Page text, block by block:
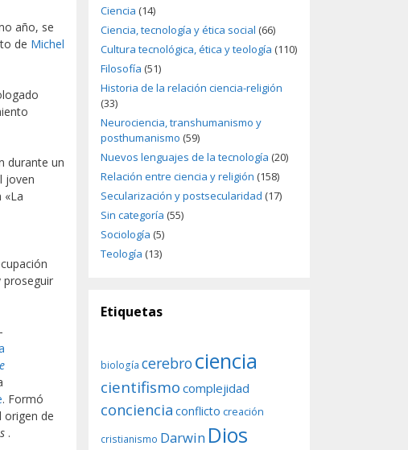
año, se
de Michel
durante un
joven
«La
proseguir
. Formó
origen de
​.
Ciencia (14)
Ciencia, tecnología y ética social (66)
Cultura tecnológica, ética y teología (110)
Filosofía (51)
Historia de la relación ciencia-religión
(33)
Neurociencia, transhumanismo y
posthumanismo (59)
Nuevos lenguajes de la tecnología (20)
Relación entre ciencia y religión (158)
Secularización y postsecularidad (17)
Sin categoría (55)
Sociología (5)
Teología (13)
Etiquetas
biología cerebro ciencia
cientifismo complejidad
conciencia conflicto creación
cristianismo Darwin Dios